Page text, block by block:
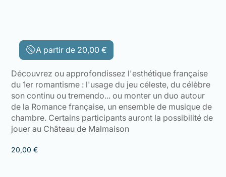
A partir de 20,00€
Découvrez ou approfondissez l'esthétique française
du 1er romantisme : l'usage du jeu céleste, du célèbre
son continu ou tremendo... ou monter un duo autour
de la Romance française, un ensemble de musique de
chambre. Certains participants auront la possibilité de
jouer au Château de Malmaison
20,00€